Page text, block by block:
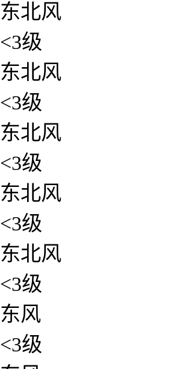
东北风
<3级
东北风
<3级
东北风
<3级
东北风
<3级
东北风
<3级
东风
<3级